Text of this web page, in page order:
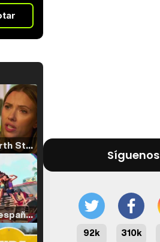
Tráiler 'North Star' (2023)
Tráiler en español de 'La isla olvidada'
Síguenos
92k 310k